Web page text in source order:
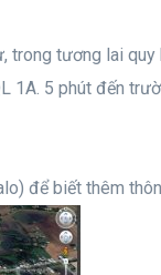
trong tương lai quy
1A. 5 phút đến
để biết thêm